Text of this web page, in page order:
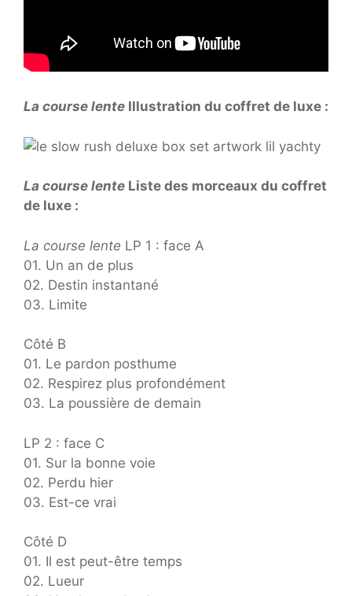
La course lente Illustration du coffret de luxe :
La course lente Liste des morceaux du coffret
de luxe :
La course lente LP 1 : face A
01. Un an de plus
02. Destin instantané
03. Limite
Côté B
01. Le pardon posthume
02. Respirez plus profondément
03. La poussière de demain
LP 2 : face C
01. Sur la bonne voie
02. Perdu hier
03. Est-ce vrai
Côté D
01. Il est peut-être temps
02. Lueur